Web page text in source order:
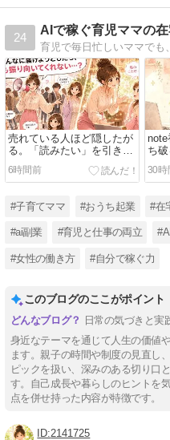
24
AIで稼ぐ育児ママの
売れている人ほど隠したが
る。「読みたい」を引き出
すnote読者設計の裏側
6時間前
note
ち
設
30時
#子育てママ #おうち起業 #在
#ai副業 #育児と仕事の両立
#女性の働き方 #自分で稼ぐ力
このブログのここがポイント
日常の気づきと実
身近なテーマを通じて人生の価値
ます。親子の時間や制度の見直し
ピックを扱い、深みのある切り口
す。自己成長や暮らしのヒントを
点を併せ持った内容が特徴です。
2141725